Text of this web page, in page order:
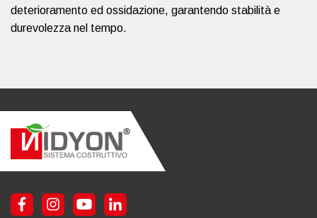
deterioramento ed ossidazione, garantendo stabilità e
durevolezza nel tempo.